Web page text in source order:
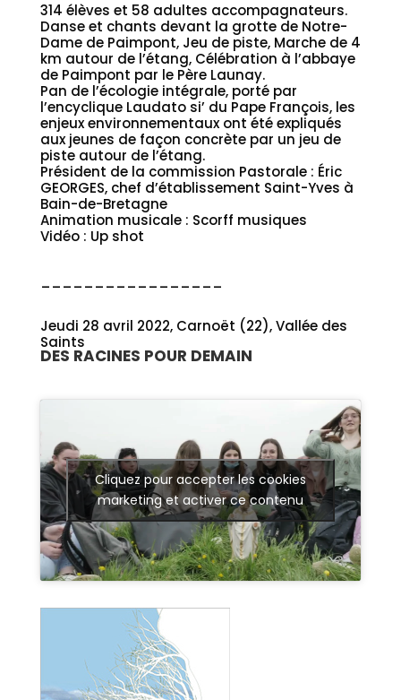
314 élèves et 58 adultes accompagnateurs.
Danse et chants devant la grotte de Notre-
Dame de Paimpont, Jeu de piste, Marche de 4
km autour de l’étang, Célébration à l’abbaye
de Paimpont par le Père Launay.
Pan de l’écologie intégrale, porté par
l’encyclique Laudato si’ du Pape François, les
enjeux environnementaux ont été expliqués
aux jeunes de façon concrète par un jeu de
piste autour de l’étang.
Président de la commission Pastorale : Éric
GEORGES, chef d’établissement Saint-Yves à
Bain-de-Bretagne
Animation musicale : Scorff musiques
Vidéo : Up shot
_________________
Jeudi 28 avril 2022, Carnoët (22), Vallée des
Saints
DES RACINES POUR DEMAIN
Cliquez pour accepter les cookies
marketing et activer ce contenu